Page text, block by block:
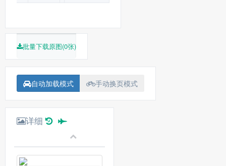
批量下载原图(0张)
自动加载模式 手动换页模式
详细